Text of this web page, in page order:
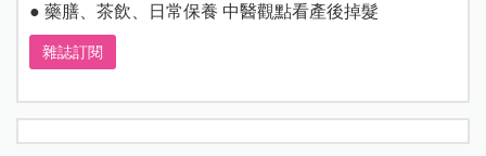
● 藥膳、茶飲、日常保養 中醫觀點看產後掉髮
雜誌訂閱